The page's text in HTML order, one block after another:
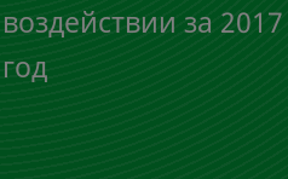
воздействии за 2017
год